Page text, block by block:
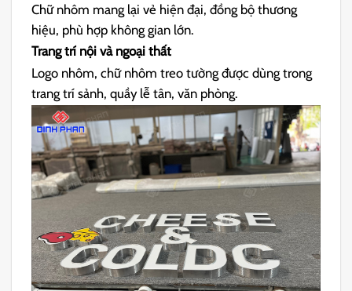
Chữ nhôm mang lại vẻ hiện đại, đồng bộ thương
hiệu, phù hợp không gian lớn.
Trang trí nội và ngoại thất
Logo nhôm, chữ nhôm treo tường được dùng trong
trang trí sảnh, quầy lễ tân, văn phòng.